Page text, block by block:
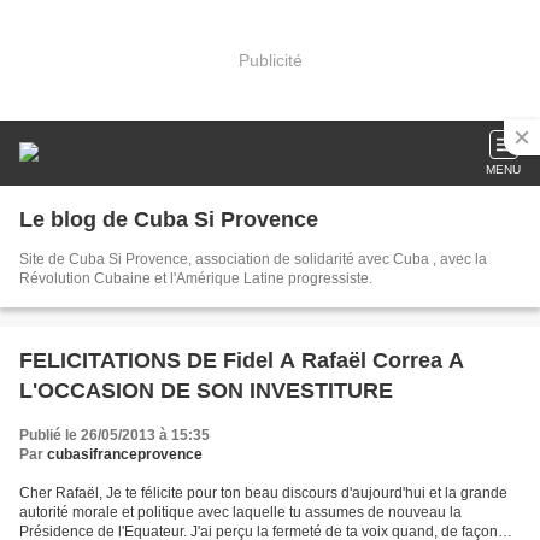
Publicité
MENU
Le blog de Cuba Si Provence
Site de Cuba Si Provence, association de solidarité avec Cuba , avec la
Révolution Cubaine et l'Amérique Latine progressiste.
FELICITATIONS DE Fidel A Rafaël Correa A
L'OCCASION DE SON INVESTITURE
Publié le 26/05/2013 à 15:35
Par cubasifranceprovence
Cher Rafaël, Je te félicite pour ton beau discours d'aujourd'hui et la grande
autorité morale et politique avec laquelle tu assumes de nouveau la
Présidence de l'Equateur. J'ai perçu la fermeté de ta voix quand, de façon